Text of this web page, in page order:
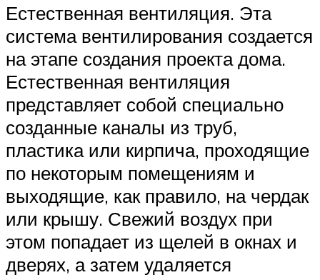
Естественная вентиляция. Эта
система вентилирования создается
на этапе создания проекта дома.
Естественная вентиляция
представляет собой специально
созданные каналы из труб,
пластика или кирпича, проходящие
по некоторым помещениям и
выходящие, как правило, на чердак
или крышу. Свежий воздух при
этом попадает из щелей в окнах и
дверях, а затем удаляется